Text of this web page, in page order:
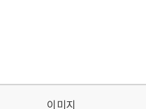
이미지